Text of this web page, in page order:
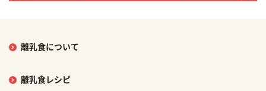
離乳食について
離乳食レシピ